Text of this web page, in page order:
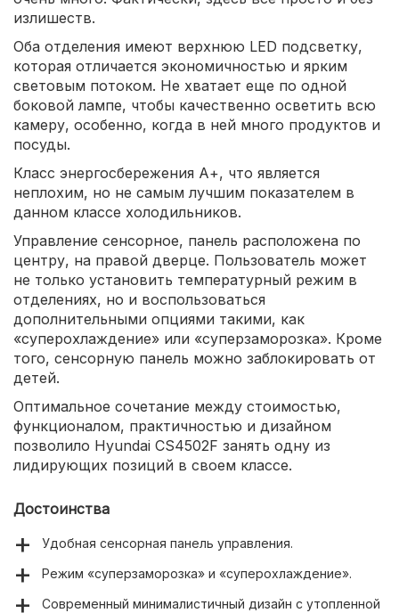
излишеств.
Оба отделения имеют верхнюю LED подсветку,
которая отличается экономичностью и ярким
световым потоком. Не хватает еще по одной
боковой лампе, чтобы качественно осветить всю
камеру, особенно, когда в ней много продуктов и
посуды.
Класс энергосбережения А+, что является
неплохим, но не самым лучшим показателем в
данном классе холодильников.
Управление сенсорное, панель расположена по
центру, на правой дверце. Пользователь может
не только установить температурный режим в
отделениях, но и воспользоваться
дополнительными опциями такими, как
«суперохлаждение» или «суперзаморозка». Кроме
того, сенсорную панель можно заблокировать от
детей.
Оптимальное сочетание между стоимостью,
функционалом, практичностью и дизайном
позволило Hyundai CS4502F занять одну из
лидирующих позиций в своем классе.
Достоинства
Удобная сенсорная панель управления.
Режим «суперзаморозка» и «суперохлаждение».
Современный минималистичный дизайн с утопленной